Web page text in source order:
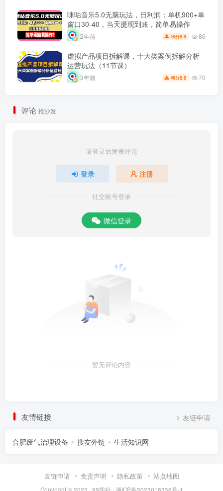
咪咕音乐5.0无脑玩法，日利润：单机900+单
窗口30-40，当天提现到账，简单易操作
2年前 积分9.9 86
虚拟产品项目拆解课，十大类案例拆解分析
运营玩法（11节课）
3年前 积分9.9 70
评论 抢沙发
请登录后发表评论
登录 注册
社交账号登录
微信登录
暂无评论内容
友情链接 友链申请
合肥废气治理设备 搜友外链 生活知识网
友链申请 免责声明 隐私政策 站点地图
Copyright © 2023 · 99学社 · 湘ICP备2023018336号-1